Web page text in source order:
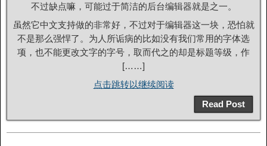
不过缺点嘛，可能过于简洁的后台编辑器就是之一。
虽然它中文支持做的非常好，不过对于编辑器这一块，恐怕就
不是那么强悍了。为人所诟病的比如没有我们常用的字体选
项，也不能更改文字的字号，取而代之的却是标题等级，作
[……]
点击跳转以继续阅读
Read Post